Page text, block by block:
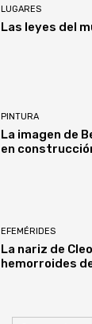
LUGARES
Las leyes del
PINTURA
La imagen de
en
EFEMÉRIDES
La nariz de
hemorroides